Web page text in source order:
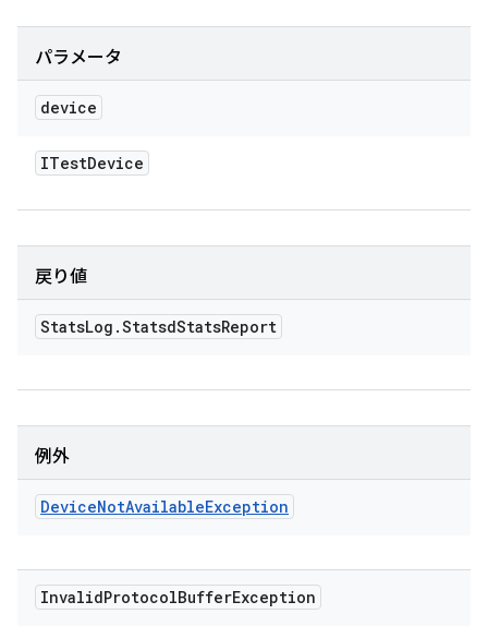
パラメータ
device
ITestDevice
戻り値
StatsLog .StatsdStatsReport
例外
DeviceNotAvailableException
InvalidProtocolBufferException